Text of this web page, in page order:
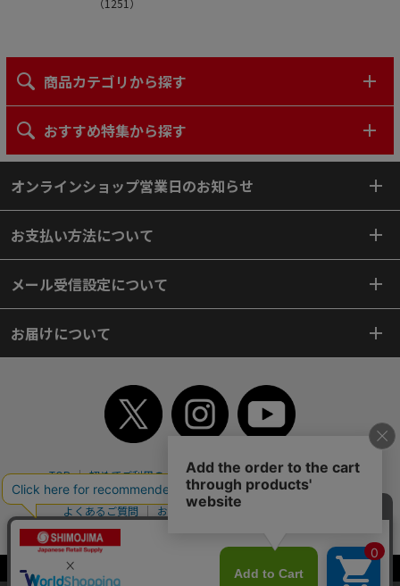
（1251 ）
商品カテゴリから探す
おすすめ特集から探す
オンラインショップ営業日のお知らせ
お支払い方法について
メール受信設定について
お届けについて
TOP 初めてご利用のお客様へ ご利用案内
ご利用規約
個人情報保護方針
特定商取引法
会社案内
よくあるご質問
お問い合わせ
ピンポイントサーチ
サイトマップ
Copyright© 2018 SHIMOJIMA Co.,Ltd. All Rights Reserved.